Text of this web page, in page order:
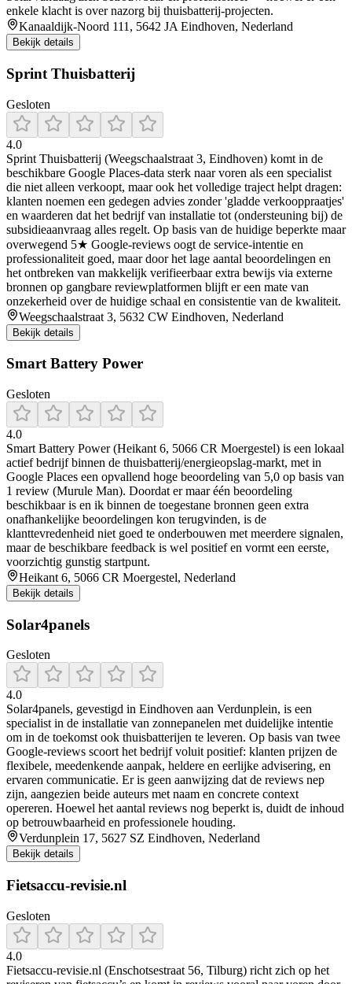
enkele klacht is over nazorg bij thuisbatterij-projecten.
Kanaaldijk-Noord 111, 5642 JA Eindhoven, Nederland
Bekijk details
Sprint Thuisbatterij
Gesloten
4.0
Sprint Thuisbatterij (Weegschaalstraat 3, Eindhoven) komt in de
beschikbare Google Places-data sterk naar voren als een specialist
die niet alleen verkoopt, maar ook het volledige traject helpt dragen:
klanten noemen een gedegen advies zonder 'gladde verkooppraatjes'
en waarderen dat het bedrijf van installatie tot (ondersteuning bij) de
subsidieaanvraag alles regelt. Op basis van de huidige beperkte maar
overwegend 5★ Google-reviews oogt de service-intentie en
professionaliteit goed, maar door het lage aantal beoordelingen en
het ontbreken van makkelijk verifieerbaar extra bewijs via externe
bronnen op gangbare reviewplatformen blijft er een mate van
onzekerheid over de huidige schaal en consistentie van de kwaliteit.
Weegschaalstraat 3, 5632 CW Eindhoven, Nederland
Bekijk details
Smart Battery Power
Gesloten
4.0
Smart Battery Power (Heikant 6, 5066 CR Moergestel) is een lokaal
actief bedrijf binnen de thuisbatterij/energieopslag-markt, met in
Google Places een opvallend hoge beoordeling van 5,0 op basis van
1 review (Murule Man). Doordat er maar één beoordeling
beschikbaar is en ik binnen de toegestane bronnen geen extra
onafhankelijke beoordelingen kon terugvinden, is de
klanttevredenheid niet goed te onderbouwen met meerdere signalen,
maar de beschikbare feedback is wel positief en vormt een eerste,
voorzichtig gunstig startpunt.
Heikant 6, 5066 CR Moergestel, Nederland
Bekijk details
Solar4panels
Gesloten
4.0
Solar4panels, gevestigd in Eindhoven aan Verdunplein, is een
specialist in de installatie van zonnepanelen met duidelijke intentie
om in de toekomst ook thuisbatterijen te leveren. Op basis van twee
Google-reviews scoort het bedrijf voluit positief: klanten prijzen de
flexibele, meedenkende aanpak, heldere en eerlijke advisering, en
ervaren communicatie. Er is geen aanwijzing dat de reviews nep
zijn, aangezien beide auteurs met naam en concrete context
opereren. Hoewel het aantal reviews nog beperkt is, duidt de inhoud
op betrouwbaarheid en professionele houding.
Verdunplein 17, 5627 SZ Eindhoven, Nederland
Bekijk details
Fietsaccu-revisie.nl
Gesloten
4.0
Fietsaccu-revisie.nl (Enschotsestraat 56, Tilburg) richt zich op het